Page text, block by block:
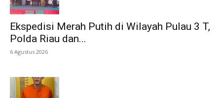
Ekspedisi Merah Putih di Wilayah Pulau 3 T,
Polda Riau dan...
6 Agustus 2026